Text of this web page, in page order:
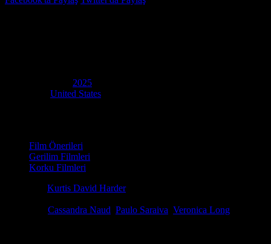
2025
United States
Film Önerileri
Gerilim Filmleri
Korku Filmleri
Kurtis David Harder
Cassandra Naud Paulo Saraiva Veronica Long